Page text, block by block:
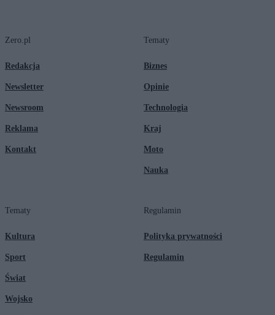
Zero.pl
Redakcja
Newsletter
Newsroom
Reklama
Kontakt
Tematy
Biznes
Opinie
Technologia
Kraj
Moto
Nauka
Tematy
Kultura
Sport
Świat
Wojsko
Regulamin
Polityka prywatności
Regulamin